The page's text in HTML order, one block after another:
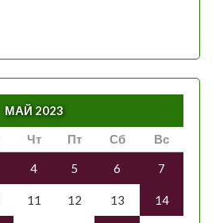
МАЙ 2023
Чт Пт Сб Вс
4 5 6 7
11 12 13 14